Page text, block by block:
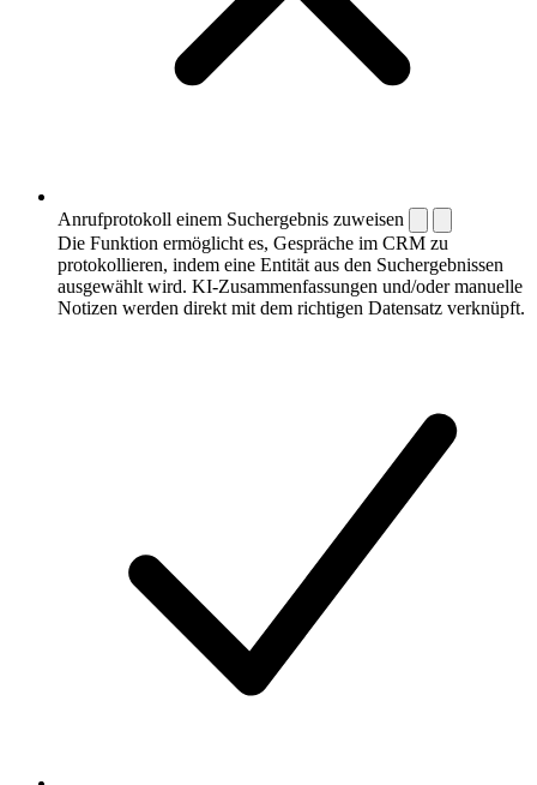
Anrufprotokoll einem Suchergebnis zuweisen
Die Funktion ermöglicht es, Gespräche im CRM zu
protokollieren, indem eine Entität aus den Suchergebnissen
ausgewählt wird. KI-Zusammenfassungen und/oder manuelle
Notizen werden direkt mit dem richtigen Datensatz verknüpft.